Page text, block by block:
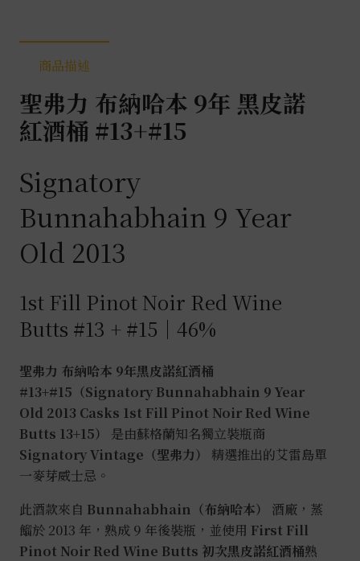
2013
0.7L
數
商品描述
聖弗力 布納哈本 9年 黑皮諾
紅酒桶 #13+#15
Signatory
Bunnahabhain 9 Year
Old 2013
1st Fill Pinot Noir Red Wine
Butts #13 + #15｜46%
聖弗力 布納哈本 9年黑皮諾紅酒桶
#13+#15（Signatory Bunnahabhain 9 Year
Old 2013 Casks 1st Fill Pinot Noir Red Wine
Butts 13+15）
是由蘇格蘭知名獨立裝瓶商
Signatory Vintage（聖弗力）
精選推出的艾雷島單
一麥芽威士忌。
此酒款來自 Bunnahabhain（布納哈本）
酒廠，蒸
餾於 2013 年，熟成 9 年後裝瓶，並使用 First Fill
Pinot Noir Red Wine Butts 初次黑皮諾紅酒桶熟